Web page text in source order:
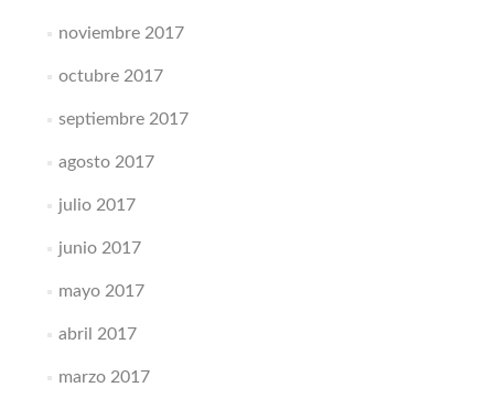
noviembre 2017
octubre 2017
septiembre 2017
agosto 2017
julio 2017
junio 2017
mayo 2017
abril 2017
marzo 2017